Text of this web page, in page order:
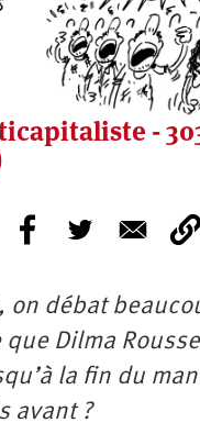
-
on débat
Dilma
la fin du
avant ?